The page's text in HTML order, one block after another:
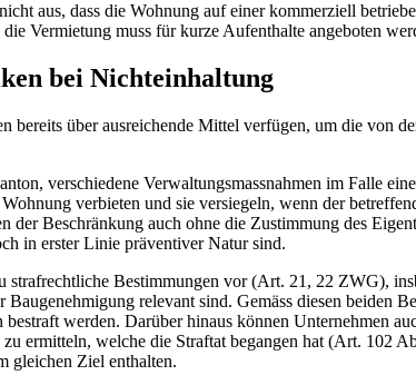
aus, dass die Wohnung auf einer kommerziell
Vermietung muss für kurze Aufenthalte angeboten
bei Nichteinhaltung
bereits über ausreichende Mittel verfügen, um die
verschiedene Verwaltungsmassnahmen im Falle
verbieten und sie versiegeln, wenn der
der Beschränkung auch ohne die Zustimmung des
in erster Linie präventiver Natur sind.
strafrechtliche Bestimmungen vor (Art. 21, 22 ZWG),
Baugenehmigung relevant sind. Gemäss diesen beiden
bestraft werden. Darüber hinaus können Unternehmen
ermitteln, welche die Straftat begangen hat (Art. 102
gleichen Ziel enthalten.